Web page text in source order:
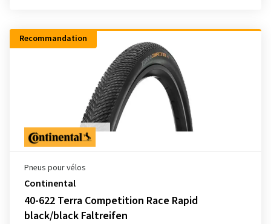
Recommandation
Pneus pour vélos
Continental
40-622 Terra Competition Race Rapid
black/black Faltreifen